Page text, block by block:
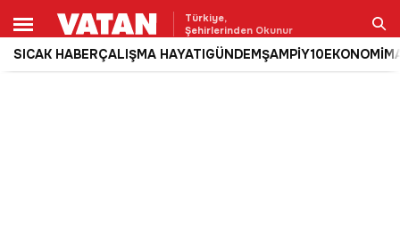
Türkiye,
Şehirlerinden Okunur
SICAK HABERÇALIŞMA HAYATIGÜNDEMŞAMPİY10EKONOMİ
Ara